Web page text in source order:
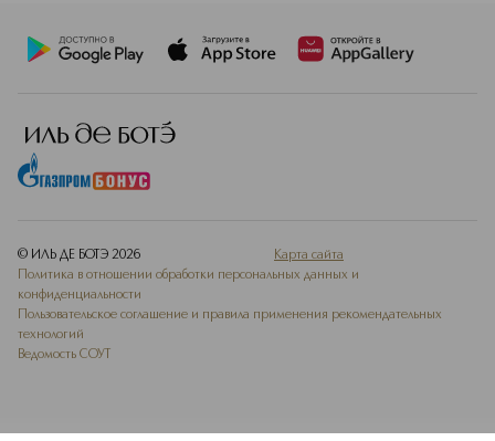
© ИЛЬ ДЕ БОТЭ 2026
Карта сайта
Политика в отношении обработки персональных данных и
конфиденциальности
Пользовательское соглашение и правила применения рекомендательных
технологий
Ведомость СОУТ